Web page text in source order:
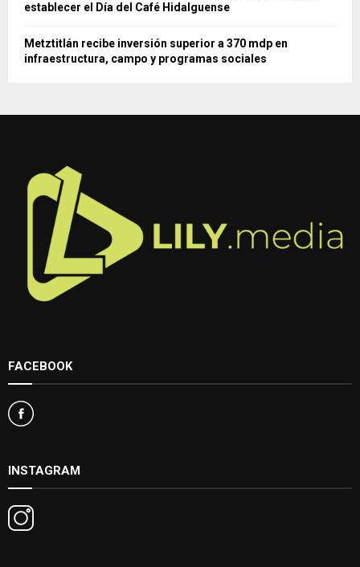
establecer el Día del Café Hidalguense
Metztitlán recibe inversión superior a 370 mdp en
infraestructura, campo y programas sociales
FACEBOOK
INSTAGRAM